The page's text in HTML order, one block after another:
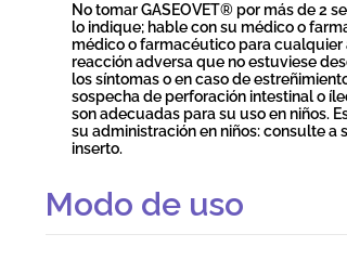
No tomar GASEOVET® por más de 2
lo indique; hable con su médico o
médico o farmacéutico para
reacción adversa que no estuviese
los síntomas o en caso de
sospecha de perforación intestinal o
son adecuadas para su uso en niños.
su administración en niños: consulte
inserto.
Modo de uso